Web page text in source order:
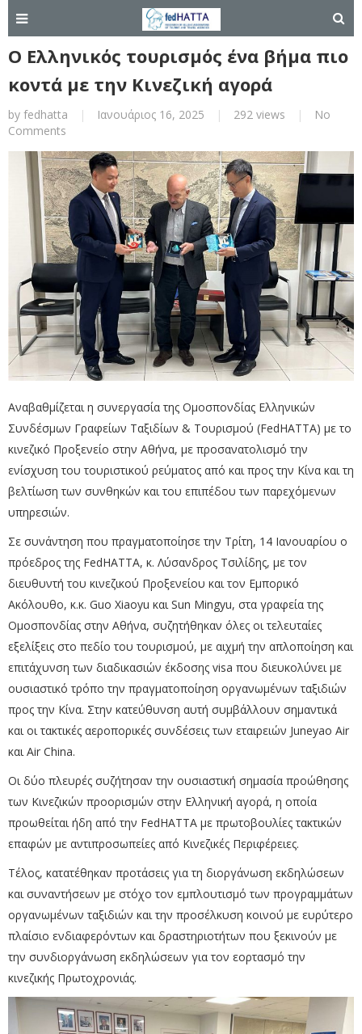
Ο Ελληνικός τουρισμός ένα βήμα πιο
κοντά με την Κινεζική αγορά
by fedhatta | Ιανουάριος 16, 2025 | 292 views |
No
Comments
Αναβαθμίζεται η συνεργασία της Ομοσπονδίας Ελληνικών
Συνδέσμων Γραφείων Ταξιδίων & Τουρισμού (FedHATTA) με το
κινεζικό Προξενείο στην Αθήνα, με προσανατολισμό την
ενίσχυση του τουριστικού ρεύματος από και προς την Κίνα και τη
βελτίωση των συνθηκών και του επιπέδου των παρεχόμενων
υπηρεσιών.
Σε συνάντηση που πραγματοποίησε την Τρίτη, 14 Ιανουαρίου ο
πρόεδρος της FedHATTA, κ. Λύσανδρος Τσιλίδης, με τον
διευθυντή του κινεζικού Προξενείου και τον Εμπορικό
Ακόλουθο, κ.κ. Guo Xiaoyu και Sun Mingyu, στα γραφεία της
Ομοσπονδίας στην Αθήνα, συζητήθηκαν όλες οι τελευταίες
εξελίξεις στο πεδίο του τουρισμού, με αιχμή την απλοποίηση και
επιτάχυνση των διαδικασιών έκδοσης visa που διευκολύνει με
ουσιαστικό τρόπο την πραγματοποίηση οργανωμένων ταξιδιών
προς την Κίνα. Στην κατεύθυνση αυτή συμβάλλουν σημαντικά
και οι τακτικές αεροπορικές συνδέσεις των εταιρειών Juneyao Air
και Air China.
Οι δύο πλευρές συζήτησαν την ουσιαστική σημασία προώθησης
των Κινεζικών προορισμών στην Ελληνική αγορά, η οποία
προωθείται ήδη από την FedHATTA με πρωτοβουλίες τακτικών
επαφών με αντιπροσωπείες από Κινεζικές Περιφέρειες.
Τέλος, κατατέθηκαν προτάσεις για τη διοργάνωση εκδηλώσεων
και συναντήσεων με στόχο τον εμπλουτισμό των προγραμμάτων
οργανωμένων ταξιδιών και την προσέλκυση κοινού με ευρύτερο
πλαίσιο ενδιαφερόντων και δραστηριοτήτων που ξεκινούν με
την συνδιοργάνωση εκδηλώσεων για τον εορτασμό την
κινεζικής Πρωτοχρονιάς.